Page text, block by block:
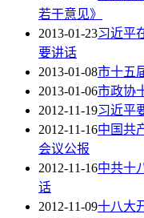
若干意见》
2013-01-23习近平
要讲话
2013-01-08市十五
2013-01-06市政协
2012-11-19习近平
2012-11-16中国共
会议公报
2012-11-16中共十
话
2012-11-09十八大